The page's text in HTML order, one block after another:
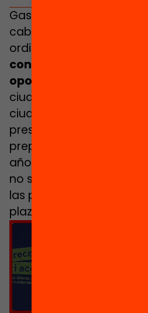
Gasch recalca la
cabo acciones para que
ordinarios y otros
conozcan los centros
oportunidades
.
ciudad, de la comarca y
ciudades próximas ya
presentes, y los jóvenes
preparados, pero nos
años poder construir
no se hace únicamente
las preinscripciones. Es
plazo”.